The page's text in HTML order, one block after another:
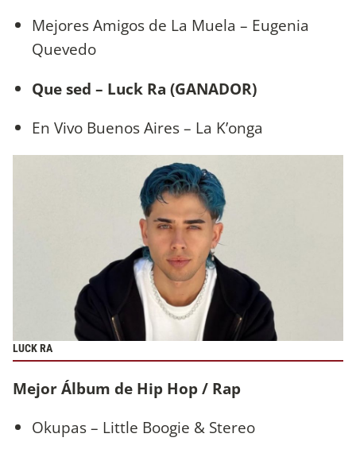
Mejores Amigos de La Muela – Eugenia
Quevedo
Que sed – Luck Ra (GANADOR)
En Vivo Buenos Aires – La K’onga
LUCK RA
Mejor Álbum de Hip Hop / Rap
Okupas – Little Boogie & Stereo